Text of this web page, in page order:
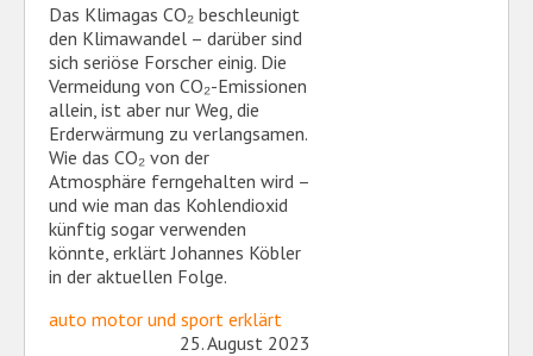
Das Klimagas CO₂ beschleunigt
den Klimawandel – darüber sind
sich seriöse Forscher einig. Die
Vermeidung von CO₂-Emissionen
allein, ist aber nur Weg, die
Erderwärmung zu verlangsamen.
Wie das CO₂ von der
Atmosphäre ferngehalten wird –
und wie man das Kohlendioxid
künftig sogar verwenden
könnte, erklärt Johannes Köbler
in der aktuellen Folge.​
auto motor und sport erklärt
25. August 2023